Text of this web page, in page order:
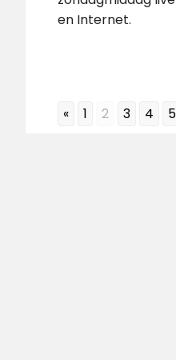
en Internet.
« 1 2 3 4 5